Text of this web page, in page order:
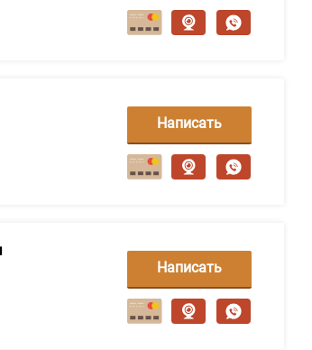
сообщение
Написать
сообщение
Написать
сообщение